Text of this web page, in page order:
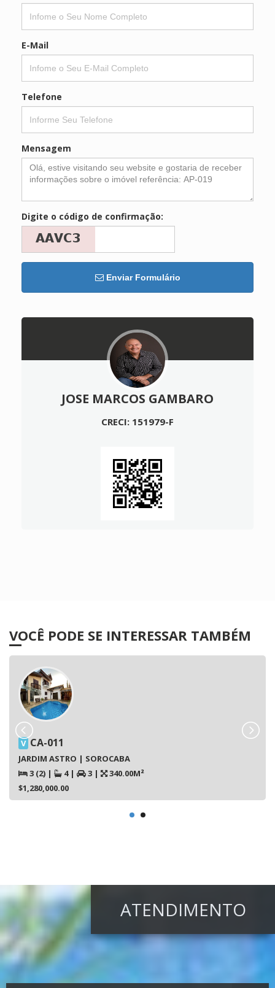
E-Mail
Telefone
Mensagem
Digite o código de confirmação:
Enviar Formulário
JOSE MARCOS GAMBARO
CRECI: 151979-F
VOCÊ PODE SE INTERESSAR TAMBÉM
V CA-011
JARDIM ASTRO | SOROCABA
3 (2) | 4 | 3 |
340.00M²
$1,280,000.00
ATENDIMENTO